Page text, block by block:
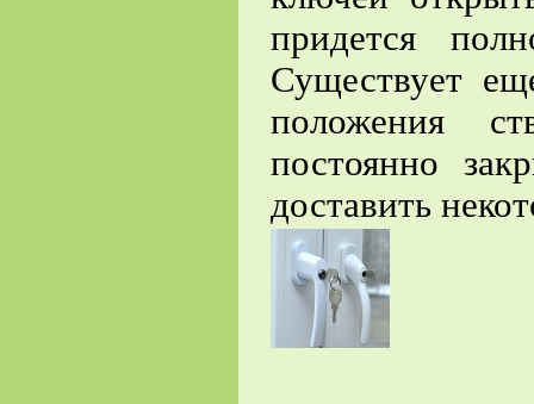
придется
Существует
положения
постоянно
доставить